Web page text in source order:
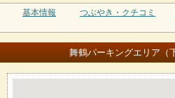
基本情報 つぶやき・クチコミ
舞鶴パーキングエリア（